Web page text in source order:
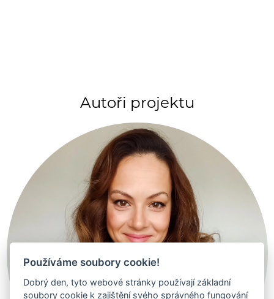
Autoři projektu
Používáme soubory cookie!
Dobrý den, tyto webové stránky používají základní
soubory cookie k zajištění svého správného fungování